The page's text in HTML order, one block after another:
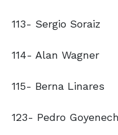
113- Sergio Soraiz
114- Alan Wagner
115- Berna Linares
123- Pedro